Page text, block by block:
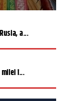
a...
î...